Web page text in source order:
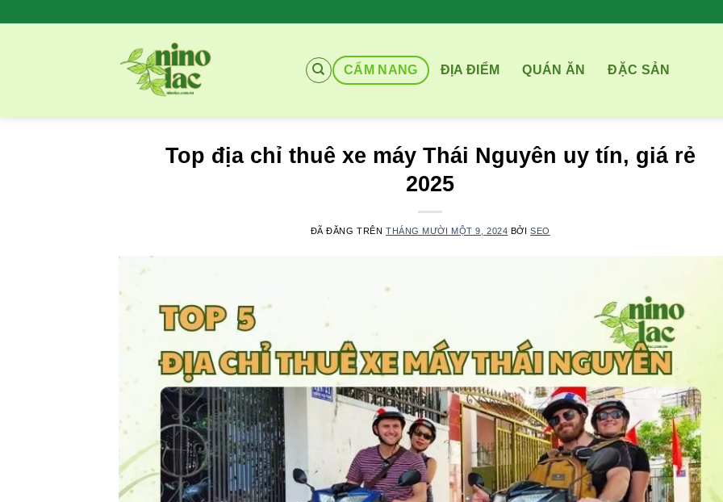
CẨM NANG ĐỊA ĐIỂM QUÁN ĂN ĐẶC SẢN
Top địa chỉ thuê xe máy Thái Nguyên uy tín, giá rẻ
2025
ĐÃ ĐĂNG TRÊN THÁNG MƯỜI MỘT 9, 2024 BỞISEO